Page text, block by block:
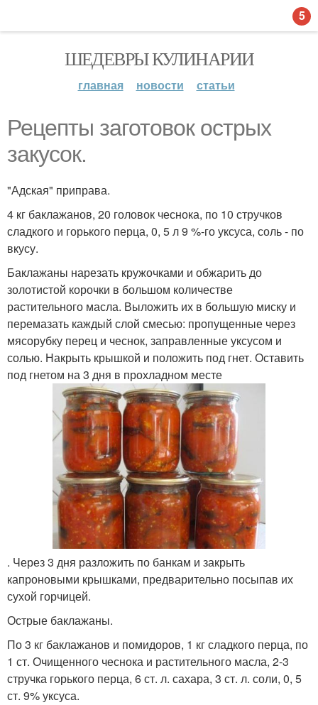
ШЕДЕВРЫ КУЛИНАРИИ
главная новости статьи
Рецепты заготовок острых
закусок.
"Адская" приправа.
4 кг баклажанов, 20 головок чеснока, по 10 стручков
сладкого и горького перца, 0, 5 л 9 %-го уксуса, соль - по
вкусу.
Баклажаны нарезать кружочками и обжарить до
золотистой корочки в большом количестве
растительного масла. Выложить их в большую миску и
перемазать каждый слой смесью: пропущенные через
мясорубку перец и чеснок, заправленные уксусом и
солью. Накрыть крышкой и положить под гнет. Оставить
под гнетом на 3 дня в прохладном месте
. Через 3 дня разложить по банкам и закрыть
капроновыми крышками, предварительно посыпав их
сухой горчицей.
Острые баклажаны.
По 3 кг баклажанов и помидоров, 1 кг сладкого перца, по
1 ст. Очищенного чеснока и растительного масла, 2-3
стручка горького перца, 6 ст. л. сахара, 3 ст. л. соли, 0, 5
ст. 9% уксуса.
5